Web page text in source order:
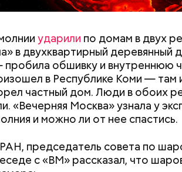
пьяного
День качания
День
ударили по домам в двух
в двухквартирный деревянный
обшивку и внутреннюю
в Республике Коми — там
частный дом. Люди в обоих
«Вечерняя Москва» узнала у
и можно ли от нее спастись.
председатель совета по
с «ВМ» рассказал, что